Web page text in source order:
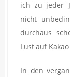
ich zu jeder
nicht
durchaus
Lust auf
In den